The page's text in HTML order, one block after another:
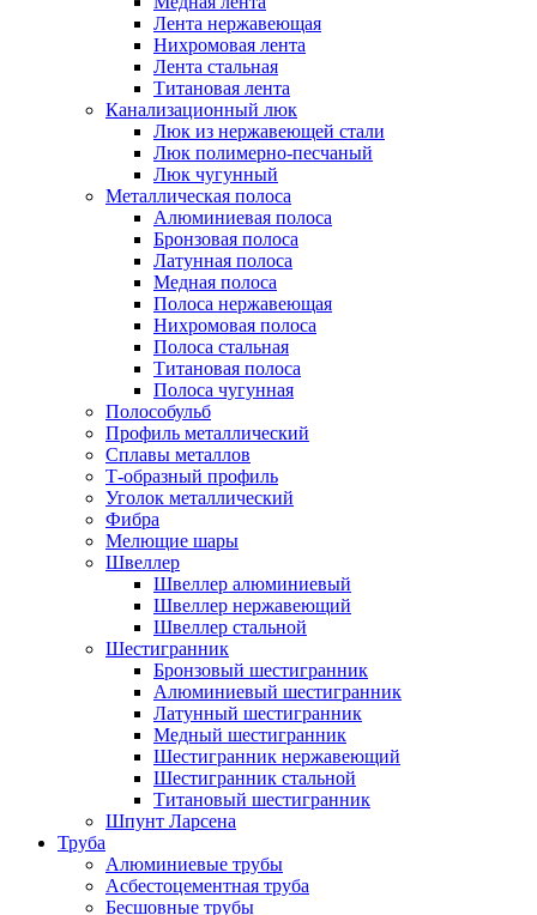
Лента нержавеющая
Нихромовая лента
Лента стальная
Титановая лента
Канализационный люк
Люк из нержавеющей стали
Люк полимерно-песчаный
Люк чугунный
Металлическая полоса
Алюминиевая полоса
Бронзовая полоса
Латунная полоса
Медная полоса
Полоса нержавеющая
Нихромовая полоса
Полоса стальная
Титановая полоса
Полоса чугунная
Полособульб
Профиль металлический
Сплавы металлов
Т-образный профиль
Уголок металлический
Фибра
Мелющие шары
Швеллер
Швеллер алюминиевый
Швеллер нержавеющий
Швеллер стальной
Шестигранник
Бронзовый шестигранник
Алюминиевый шестигранник
Латунный шестигранник
Медный шестигранник
Шестигранник нержавеющий
Шестигранник стальной
Титановый шестигранник
Шпунт Ларсена
Труба
Алюминиевые трубы
Асбестоцементная труба
Бесшовные трубы